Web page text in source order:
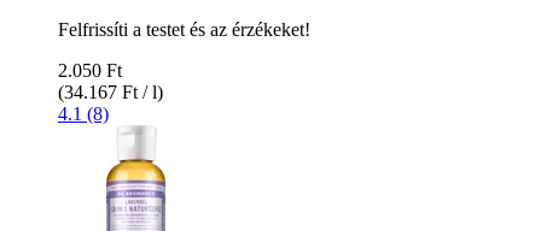
Felfrissíti a testet és az érzékeket!
2.050 Ft
(34.167 Ft / l)
4.1 (8)